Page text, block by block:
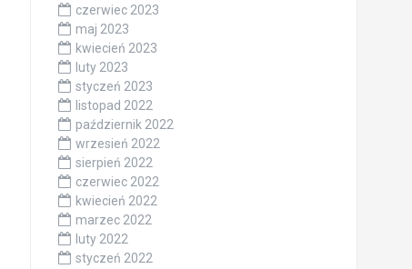
czerwiec 2023
maj 2023
kwiecień 2023
luty 2023
styczeń 2023
listopad 2022
październik 2022
wrzesień 2022
sierpień 2022
czerwiec 2022
kwiecień 2022
marzec 2022
luty 2022
styczeń 2022